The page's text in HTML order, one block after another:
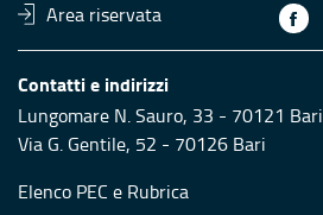
Area riservata
Contatti e indirizzi
Lungomare N. Sauro, 33 - 70121 Bari
Via G. Gentile, 52 - 70126 Bari
Elenco PEC e Rubrica